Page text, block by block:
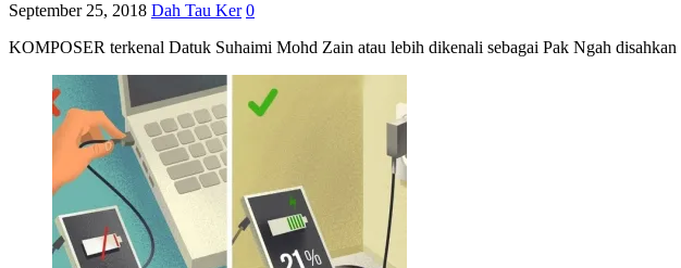
September 25, 2018 Dah Tau Ker 0
KOMPOSER terkenal Datuk Suhaimi Mohd Zain atau lebih dikenali sebagai Pak Ngah